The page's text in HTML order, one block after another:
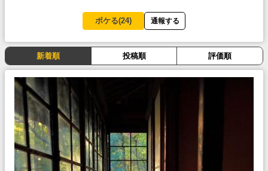
ボケる(24) 通報する
新着順 投稿順 評価順